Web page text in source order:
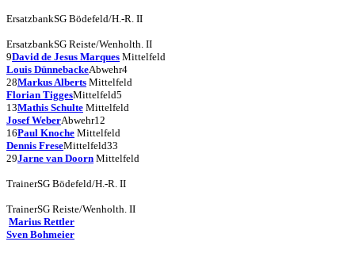
ErsatzbankSG Bödefeld/H.-R. II
ErsatzbankSG Reiste/Wenholth. II
9David de Jesus Marques Mittelfeld
Louis DünnebackeAbwehr4
28Markus Alberts Mittelfeld
Florian TiggesMittelfeld5
13Mathis Schulte Mittelfeld
Josef WeberAbwehr12
16Paul Knoche Mittelfeld
Dennis FreseMittelfeld33
29Jarne van Doorn Mittelfeld
TrainerSG Bödefeld/H.-R. II
TrainerSG Reiste/Wenholth. II
Marius Rettler
Sven Bohmeier